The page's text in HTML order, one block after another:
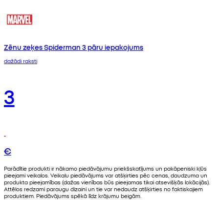
Zēnu zeķes Spiderman 3 pāru iepakojums
dažādi raksti
3
€
Parādītie produkti ir nākamo piedāvājumu priekšskatījums un pakāpeniski kļūs
pieejami veikalos. Veikalu piedāvājums var atšķirties pēc cenas, daudzuma un
produkta pieejamības (dažas vienības būs pieejamas tikai atsevišķās lokācijās).
Attēlos redzami paraugu dizaini un tie var nedaudz atšķirties no faktiskajiem
produktiem. Piedāvājums spēkā līdz krājumu beigām.